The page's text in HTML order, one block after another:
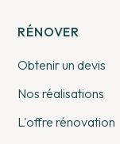
RÉNOVER
Obtenir un devis
Nos réalisations
L'offre rénovation